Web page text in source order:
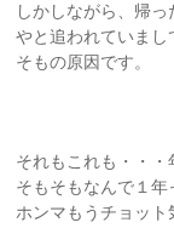
しかしながら、帰
やと追われていま
そもの原因です。
それもこれも・・・
そもそもなんで１年
ホンマもうチョット